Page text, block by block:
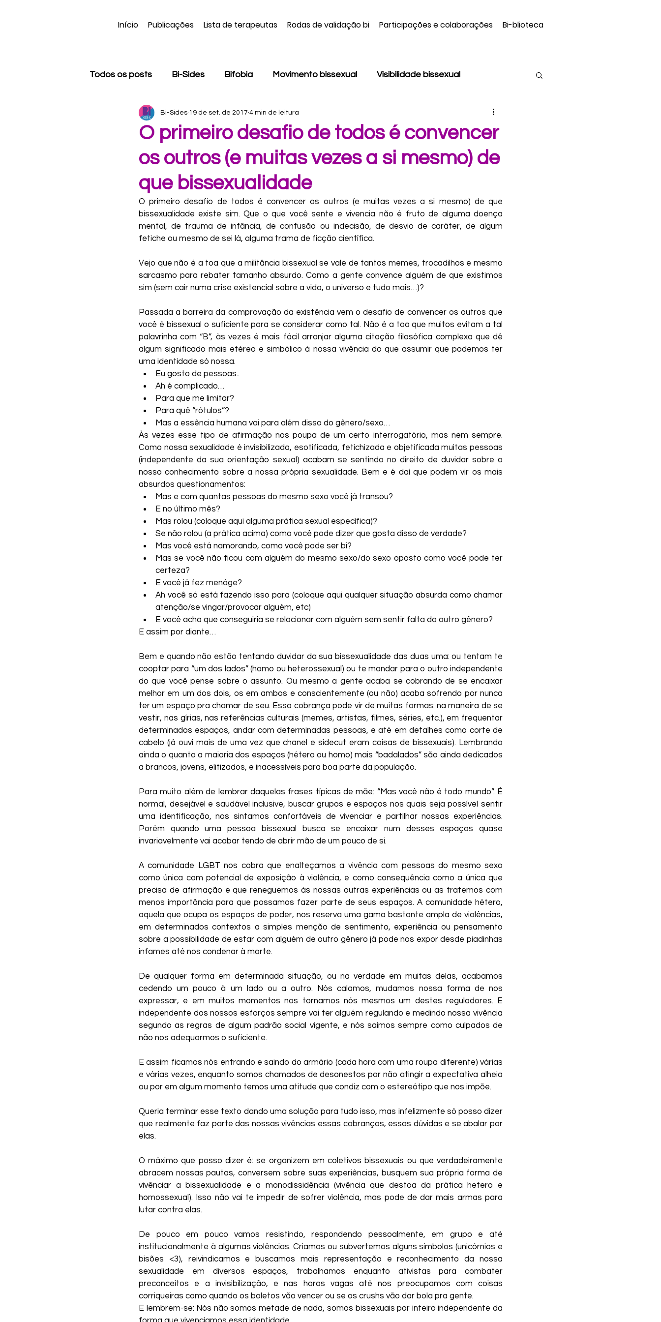
Início Publicações Lista de terapeutas Rodas de validação bi Participações e colaborações Bi-blioteca
Todos os posts Bi-Sides Bifobia Movimento bissexual Visibilidade bissexual
Apagamento bissexual Monodissidência Assexualidade
Negritude Consciência Negra Colorismo Machismo Beatriz Hermans
Kael Avila Dani Vas Daniela Furtado Jamille Nunes
Kaique Fontes Nanda Rossi Natasha Avital Paulo Cesar Góis Vik Sphynx
Wesley Torres Rodrigues Zero Miranda Coletivo BIL Coletivo Brasileiro de Bissexuais
Coletivo AbrAce
O primeiro desafio de todos é convencer
os outros (e muitas vezes a si mesmo) de
que bissexualidade
Bi-Sides 19 de set. de 2017 4 min de leitura
O primeiro desafio de todos é convencer os outros (e muitas vezes a si mesmo) de que
bissexualidade existe sim. Que o que você sente e vivencia não é fruto de alguma doença
mental, de trauma de infância, de confusão ou indecisão, de desvio de caráter, de algum
fetiche ou mesmo de sei lá, alguma trama de ficção científica.
Vejo que não é a toa que a militância bissexual se vale de tantos memes, trocadilhos e mesmo
sarcasmo para rebater tamanho absurdo. Como a gente convence alguém de que existimos
sim (sem cair numa crise existencial sobre a vida, o universo e tudo mais…)?
Passada a barreira da comprovação da existência vem o desafio de convencer os outros que
você é bissexual o suficiente para se considerar como tal. Não é a toa que muitos evitam a tal
palavrinha com “B”, às vezes é mais fácil arranjar alguma citação filosófica complexa que dê
algum significado mais etéreo e simbólico à nossa vivência do que assumir que podemos ter
uma identidade só nossa.
Eu gosto de pessoas..
Ah é complicado…
Para que me limitar?
Para quê “rótulos”?
Mas a essência humana vai para além disso do gênero/sexo…
Às vezes esse tipo de afirmação nos poupa de um certo interrogatório, mas nem sempre.
Como nossa sexualidade é invisibilizada, esotificada, fetichizada e objetificada muitas pessoas
(independente da sua orientação sexual) acabam se sentindo no direito de duvidar sobre o
nosso conhecimento sobre a nossa própria sexualidade. Bem e é daí que podem vir os mais
absurdos questionamentos:
Mas e com quantas pessoas do mesmo sexo você já transou?
E no último mês?
Mas rolou (coloque aqui alguma prática sexual específica)?
Se não rolou (a prática acima) como você pode dizer que gosta disso de verdade?
Mas você está namorando, como você pode ser bi?
Mas se você não ficou com alguém do mesmo sexo/do sexo oposto como você pode ter
certeza?
E você já fez menáge?
Ah você só está fazendo isso para (coloque aqui qualquer situação absurda como chamar
atenção/se vingar/provocar alguém, etc)
E você acha que conseguiria se relacionar com alguém sem sentir falta do outro gênero?
E assim por diante…
Bem e quando não estão tentando duvidar da sua bissexualidade das duas uma: ou tentam te
cooptar para “um dos lados” (homo ou heterossexual) ou te mandar para o outro independente
do que você pense sobre o assunto. Ou mesmo a gente acaba se cobrando de se encaixar
melhor em um dos dois, os em ambos e conscientemente (ou não) acaba sofrendo por nunca
ter um espaço pra chamar de seu. Essa cobrança pode vir de muitas formas: na maneira de se
vestir, nas gírias, nas referências culturais (memes, artistas, filmes, séries, etc.), em frequentar
determinados espaços, andar com determinadas pessoas, e até em detalhes como corte de
cabelo (já ouvi mais de uma vez que chanel e sidecut eram coisas de bissexuais). Lembrando
ainda o quanto a maioria dos espaços (hétero ou homo) mais “badalados” são ainda dedicados
a brancos, jovens, elitizados, e inacessíveis para boa parte da população.
Para muito além de lembrar daquelas frases típicas de mãe: “Mas você não é todo mundo”. É
normal, desejável e saudável inclusive, buscar grupos e espaços nos quais seja possível sentir
uma identificação, nos sintamos confortáveis de vivenciar e partilhar nossas experiências.
Porém quando uma pessoa bissexual busca se encaixar num desses espaços quase
invariavelmente vai acabar tendo de abrir mão de um pouco de si.
A comunidade LGBT nos cobra que enalteçamos a vivência com pessoas do mesmo sexo
como única com potencial de exposição à violência, e como consequência como a única que
precisa de afirmação e que reneguemos às nossas outras experiências ou as tratemos com
menos importância para que possamos fazer parte de seus espaços. A comunidade hétero,
aquela que ocupa os espaços de poder, nos reserva uma gama bastante ampla de violências,
em determinados contextos a simples menção de sentimento, experiência ou pensamento
sobre a possibilidade de estar com alguém de outro gênero já pode nos expor desde piadinhas
infames até nos condenar à morte.
De qualquer forma em determinada situação, ou na verdade em muitas delas, acabamos
cedendo um pouco à um lado ou a outro. Nós calamos, mudamos nossa forma de nos
expressar, e em muitos momentos nos tornamos nós mesmos um destes reguladores. E
independente dos nossos esforços sempre vai ter alguém regulando e medindo nossa vivência
segundo as regras de algum padrão social vigente, e nós saímos sempre como culpados de
não nos adequarmos o suficiente.
E assim ficamos nós entrando e saindo do armário (cada hora com uma roupa diferente) várias
e várias vezes, enquanto somos chamados de desonestos por não atingir a expectativa alheia
ou por em algum momento temos uma atitude que condiz com o estereótipo que nos impõe.
Queria terminar esse texto dando uma solução para tudo isso, mas infelizmente só posso dizer
que realmente faz parte das nossas vivências essas cobranças, essas dúvidas e se abalar por
elas.
O máximo que posso dizer é: se organizem em coletivos bissexuais ou que verdadeiramente
abracem nossas pautas, conversem sobre suas experiências, busquem sua própria forma de
vivênciar a bissexualidade e a monodissidência (vivência que destoa da prática hetero e
homossexual). Isso não vai te impedir de sofrer violência, mas pode de dar mais armas para
lutar contra elas.
De pouco em pouco vamos resistindo, respondendo pessoalmente, em grupo e até
institucionalmente à algumas violências. Criamos ou subvertemos alguns símbolos (unicórnios e
bisões <3), reivindicamos e buscamos mais representação e reconhecimento da nossa
sexualidade em diversos espaços, trabalhamos enquanto ativistas para combater
preconceitos e a invisibilização, e nas horas vagas até nos preocupamos com coisas
corriqueiras como quando os boletos vão vencer ou se os crushs vão dar bola pra gente.
E lembrem-se: Nós não somos metade de nada, somos bissexuais por inteiro independente da